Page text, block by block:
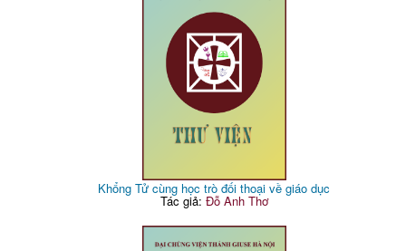
Khổng Tử cùng học trò đối thoại về giáo dục
Tác giả: Đỗ Anh Thơ